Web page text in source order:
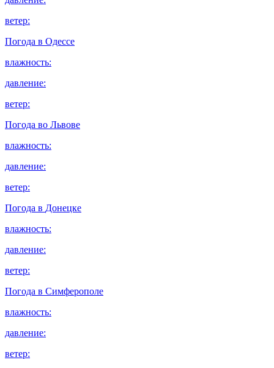
ветер:
Погода в Одессе
влажность:
давление:
ветер:
Погода во Львове
влажность:
давление:
ветер:
Погода в Донецке
влажность:
давление:
ветер:
Погода в Симферополе
влажность:
давление:
ветер: